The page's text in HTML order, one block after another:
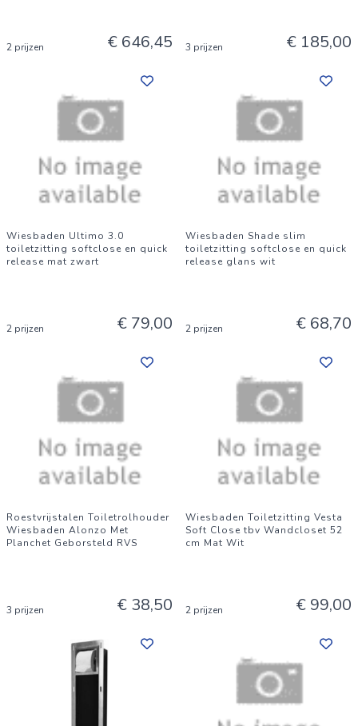
2 prijzen € 646,45 3 prijzen € 185,00
Wiesbaden Ultimo 3.0
toiletzitting softclose en quick
release mat zwart
2 prijzen € 79,00
Wiesbaden Shade slim
toiletzitting softclose en quick
release glans wit
2 prijzen € 68,70
Roestvrijstalen Toiletrolhouder
Wiesbaden Alonzo Met
Planchet Geborsteld RVS
3 prijzen € 38,50
Wiesbaden Toiletzitting Vesta
Soft Close tbv Wandcloset 52
cm Mat Wit
2 prijzen € 99,00